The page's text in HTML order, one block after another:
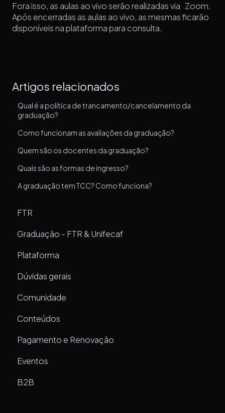
Fora isso, as aulas ao vivo serão realizadas via Zoom.
Após encerradas as aulas ao vivo, as mesmas ficarão
disponíveis na plataforma para consulta.
Artigos relacionados
Qual é a política de trancamento/cancelamento da
graduação?
Como funcionam as avaliações da graduação?
Quem são os docentes da graduação?
Quais são as formas de ingresso?
A graduação tem TCC? Como funciona?
FTR
Graduação - FTR & Unifecaf
Plataforma
Dúvidas gerais
Comunidade
Conteúdos
Pagamento e Renovação
Eventos
B2B